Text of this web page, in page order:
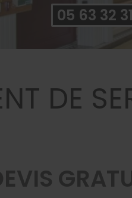
05 63 32
DE